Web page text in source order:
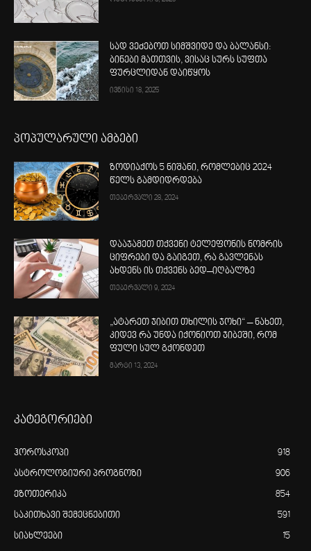
სად ვეძებოთ სიმშვიდე და ბალანსი:
ბინები მათთვის, ვისაც სურს სუფთა
ფურცლიდან დაიწყოს
ივნისი 18, 2025
პოპულარული ამბები
ზოდიაქოს 5 ნიშანი, რომლებიც 2024
წელს გამდიდრდება
თებერვალი 28, 2024
დააჯამეთ თქვენი ტელეფონის ნომრის
ციფრები და გაიგეთ, რა გავლენას
ახდენს ის თქვენს ბედ–იღბალზე
თებერვალი 9, 2024
„ატარეთ ჯიბით თხილის ჯოხი“ – ნახეთ,
კიდევ რა უნდა იქონიოთ ჯიბეში, რომ
ფული სულ გქონდეთ
მარტი 13, 2024
კატეგორიები
ჰოროსკოპი 918
ასტროლოგიური პროგნოზი 906
ეზოთერიკა 854
საკითხავი შემეცნებითი 591
სიახლეები 15